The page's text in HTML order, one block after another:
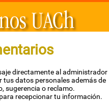
directamente al administrador
tus datos personales además de
sugerencia o reclamo.
recepcionar tu información.